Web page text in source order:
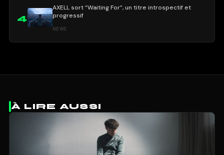
4
AXELL sort “Waiting For”, un titre introspectif et
progressif
NEWS
À LIRE AUSSI